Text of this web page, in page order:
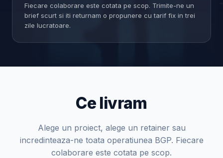
Fiecare colaborare este cotata pe scop. Trimite-ne un
brief scurt si iti returnam o propunere cu tarif fix in trei
zile lucratoare.
Ce livram
Alege un proiect, alege un retainer sau
incredinteaza-ne toata operatiunea BGP. Fiecare
colaborare este cotata pe scop.